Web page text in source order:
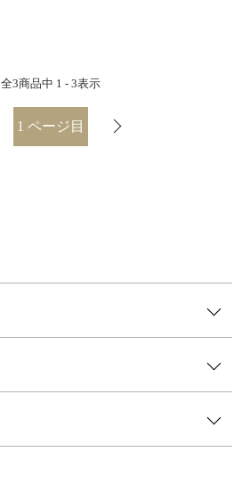
全3商品中 1 - 3表示
1 ページ目